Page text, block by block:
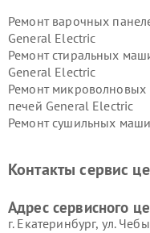
Ремонт варочных
General Electric
Ремонт стиральных
General Electric
Ремонт микроволновых
печей General Electric
Ремонт сушильных
Electric
Контакты сервис
Адрес сервисного
г. Екатеринбург, ул.